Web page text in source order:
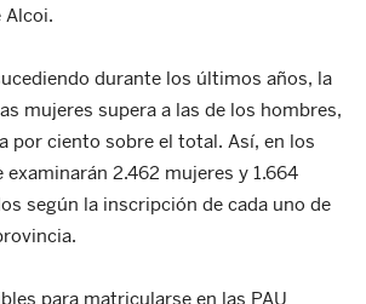
Alcoi.
durante los últimos años, la
mujeres supera a las de los hombres,
por ciento sobre el total. Así, en los
2.462 mujeres y 1.664
según la inscripción de cada uno de
para matricularse en las PAU